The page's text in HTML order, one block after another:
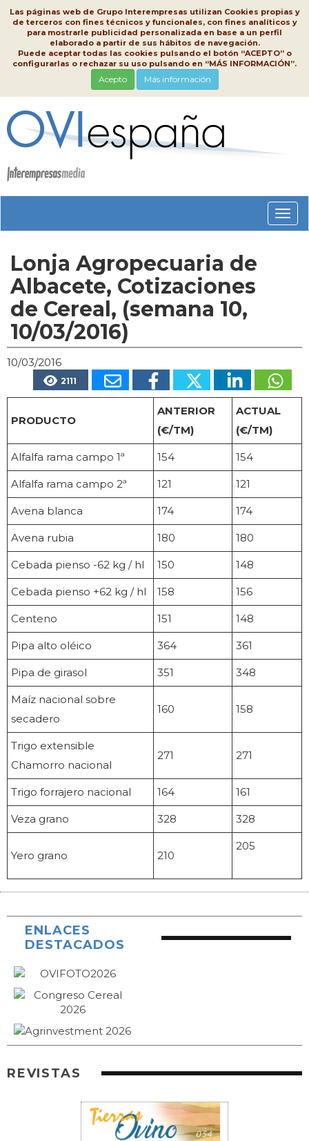
Las páginas web de Grupo Interempresas utilizan Cookies propias y
de terceros con fines técnicos y funcionales, con fines analíticos y
para mostrarle publicidad personalizada en base a un perfil
elaborado a partir de sus hábitos de navegación.
Puede aceptar todas las cookies pulsando el botón “ACEPTO” o
configurarlas o rechazar su uso pulsando en “MÁS INFORMACIÓN”.
Acepto Más información
Lonja Agropecuaria de
Albacete, Cotizaciones
de Cereal, (semana 10,
10/03/2016)
10/03/2016
2111
PRODUCTO
ANTERIOR
(€/TM)
ACTUAL
(€/TM)
Alfalfa rama campo 1ª 154 154
Alfalfa rama campo 2ª 121 121
Avena blanca 174 174
Avena rubia 180 180
Cebada pienso -62 kg / hl 150 148
Cebada pienso +62 kg / hl 158 156
Centeno 151 148
Pipa alto oléico 364 361
Pipa de girasol 351 348
Maíz nacional sobre
secadero
160 158
Trigo extensible
Chamorro nacional
271 271
Trigo forrajero nacional 164 161
Veza grano 328 328
Yero grano 210
205
ENLACES
DESTACADOS
REVISTAS